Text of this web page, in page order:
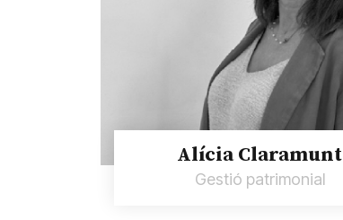
Alícia Claramunt
Gestió patrimonial